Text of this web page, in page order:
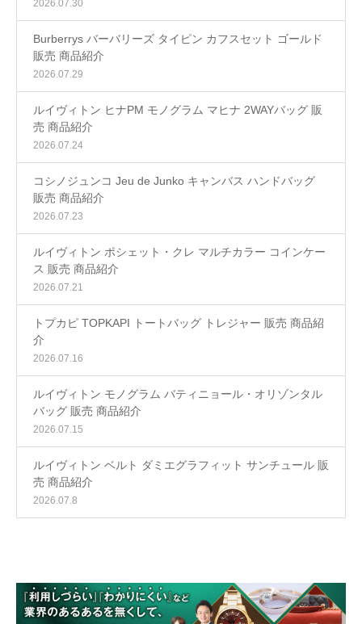
2026.07.30
Burberrys バーバリーズ タイピン カフスセット ゴールド
販売 商品紹介
2026.07.29
ルイヴィトン ヒナPM モノグラム マヒナ 2WAYバッグ 販
売 商品紹介
2026.07.24
コシノジュンコ Jeu de Junko キャンバス ハンドバッグ
販売 商品紹介
2026.07.23
ルイヴィトン ポシェット・クレ マルチカラー コインケー
ス 販売 商品紹介
2026.07.21
トプカピ TOPKAPI トートバッグ トレジャー 販売 商品紹
介
2026.07.16
ルイヴィトン モノグラム バティニョール・オリゾンタル
バッグ 販売 商品紹介
2026.07.15
ルイヴィトン ベルト ダミエグラフィット サンチュール 販
売 商品紹介
2026.07.8